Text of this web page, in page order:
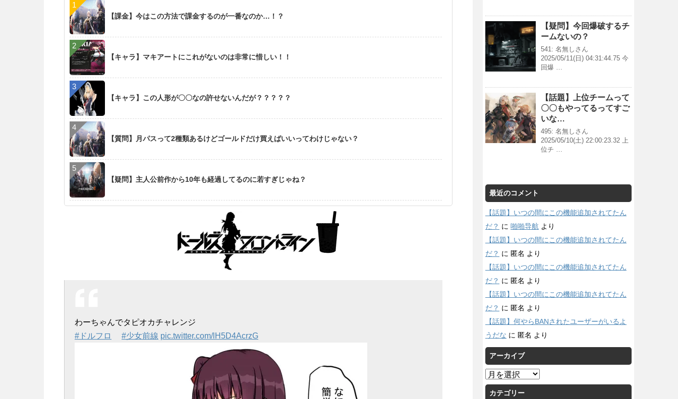
【課金】今はこの方法で課金するのが一番なのか…！？
【キャラ】マキアートにこれがないのは非常に惜しい！！
【キャラ】この人形が〇〇なの許せないんだが？？？？？
【質問】月パスって2種類あるけどゴールドだけ買えばいいってわけじゃない？
【疑問】主人公前作から10年も経過してるのに若すぎじゃね？
わーちゃんでタピオカチャレンジ
#ドルフロ
#少女前線 pic.twitter.com/lH5D4AcrzG
【疑問】今回爆破するチ
ームないの？
541: 名無しさん
2025/05/11(日) 04:31:44.75 今
回爆 …
【話題】上位チームって
〇〇もやってるってすご
いな…
495: 名無しさん
2025/05/10(土) 22:00:23.32 上
位チ …
最近のコメント
【話題】いつの間にこの機能追加されてたん
だ？ に 啪啪导航 より
【話題】いつの間にこの機能追加されてたん
だ？ に 匿名 より
【話題】いつの間にこの機能追加されてたん
だ？ に 匿名 より
【話題】いつの間にこの機能追加されてたん
だ？ に 匿名 より
【話題】何やらBANされたユーザーがいるよ
うだな に 匿名 より
アーカイブ
ア
ー
カ
カテゴリー